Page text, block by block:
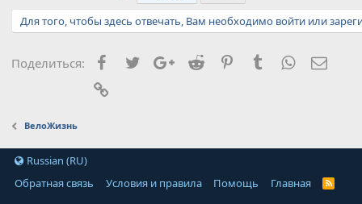
т
и
Для того, чтобы здесь отвечать, Вам необходимо войти или
Поделиться: Facebook
TwitterGoogle+
Reddit PinterestTumblrWhatsApp
ВелоЖизнь
Russian (RU)
Обратная связь
Условия и правила Помощь Главная